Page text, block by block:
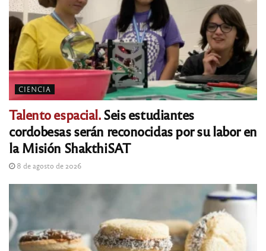
CIENCIA
Talento espacial.Seis estudiantes
cordobesas serán reconocidas por su labor en
la Misión ShakthiSAT
8 de agosto de 2026